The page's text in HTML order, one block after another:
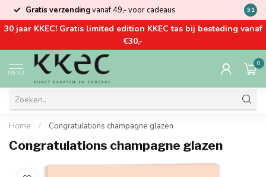
Gratis verzendingvanaf 49,- voor cadeaus Kom
9.1
30 jaar KKEC! Gratis limited edition KKEC tas bij besteding vanaf
€30,-
MENU
0
Home / Congratulations champagne glazen
Congratulations champagne glazen